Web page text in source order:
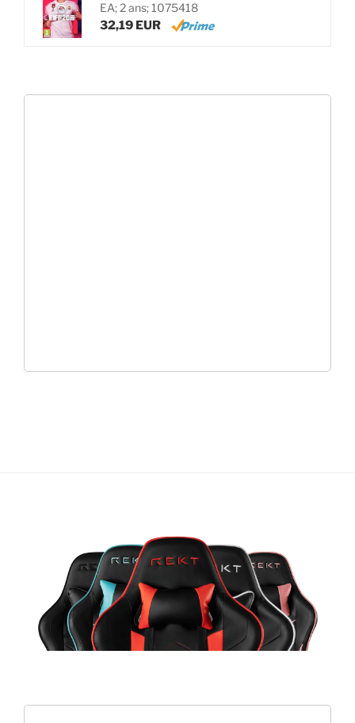
EA; 2 ans; 1075418
32,19 EUR